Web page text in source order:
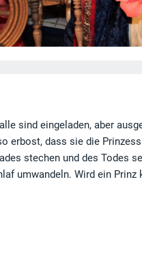
sind eingeladen, aber
erbost, dass sie die
stechen und des Todes
umwandeln. Wird ein